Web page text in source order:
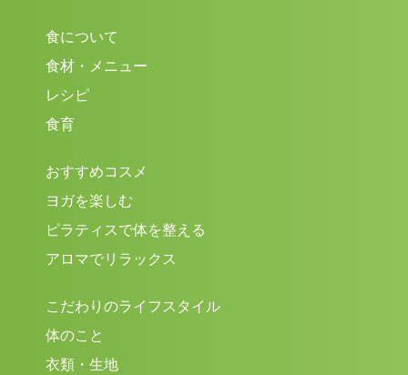
食について
食材・メニュー
レシピ
食育
おすすめコスメ
ヨガを楽しむ
ピラティスで体を整える
アロマでリラックス
こだわりのライフスタイル
体のこと
衣類・生地